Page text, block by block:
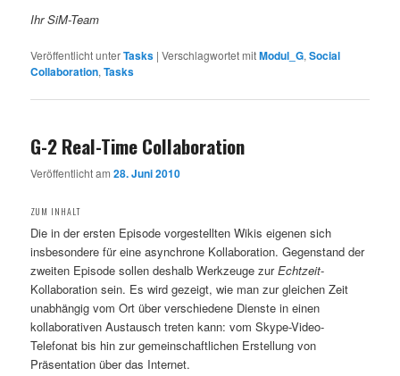
Ihr SiM-Team
Veröffentlicht unterTasks |Verschlagwortet mitModul_G,Social
Collaboration,Tasks
G-2 Real-Time Collaboration
Veröffentlicht am28. Juni 2010
ZUM INHALT
Die in der ersten Episode vorgestellten Wikis eigenen sich
insbesondere für eine asynchrone Kollaboration. Gegenstand der
zweiten Episode sollen deshalb Werkzeuge zurEchtzeit-
Kollaboration sein. Es wird gezeigt, wie man zur gleichen Zeit
unabhängig vom Ort über verschiedene Dienste in einen
kollaborativen Austausch treten kann: vom Skype-Video-
Telefonat bis hin zur gemeinschaftlichen Erstellung von
Präsentation über das Internet.